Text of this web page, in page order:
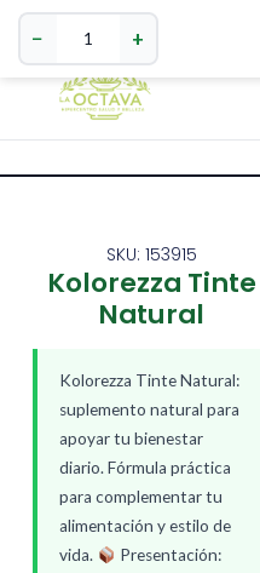
SKU: 153915
Kolorezza Tinte
Natural
Kolorezza Tinte Natural:
suplemento natural para
apoyar tu bienestar
diario. Fórmula práctica
para complementar tu
alimentación y estilo de
vida.
Presentación:
Kolorezza
Tinte
Natural
cantidad
− +